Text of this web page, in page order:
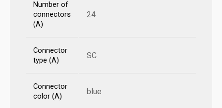
Number of
connectors
(A)
24
Connector
type (A)
SC
Connector
color (A)
blue